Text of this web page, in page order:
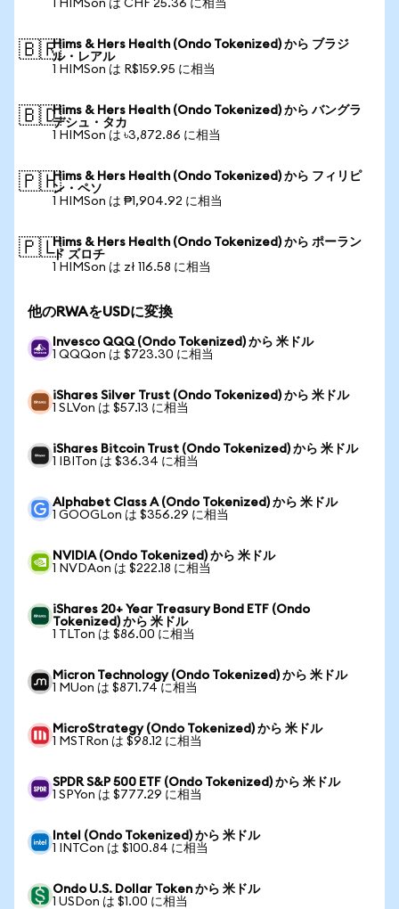
1 HIMSon は CHF 25.36 に相当
🇧🇷Hims & Hers Health (Ondo Tokenized) から ブラジ
ル・レアル
1 HIMSon は R$159.95 に相当
🇧🇩Hims & Hers Health (Ondo Tokenized) から バングラ
デシュ・タカ
1 HIMSon は ৳3,872.86 に相当
🇵🇭Hims & Hers Health (Ondo Tokenized) から フィリピ
ン・ペソ
1 HIMSon は ₱1,904.92 に相当
🇵🇱Hims & Hers Health (Ondo Tokenized) から ポーラン
ド ズロチ
1 HIMSon は zł 116.58 に相当
他のRWAをUSDに変換
Invesco QQQ (Ondo Tokenized) から 米ドル
1 QQQon は $723.30 に相当
iShares Silver Trust (Ondo Tokenized) から 米ドル
1 SLVon は $57.13 に相当
iShares Bitcoin Trust (Ondo Tokenized) から 米ドル
1 IBITon は $36.34 に相当
Alphabet Class A (Ondo Tokenized) から 米ドル
1 GOOGLon は $356.29 に相当
NVIDIA (Ondo Tokenized) から 米ドル
1 NVDAon は $222.18 に相当
iShares 20+ Year Treasury Bond ETF (Ondo
Tokenized) から 米ドル
1 TLTon は $86.00 に相当
Micron Technology (Ondo Tokenized) から 米ドル
1 MUon は $871.74 に相当
MicroStrategy (Ondo Tokenized) から 米ドル
1 MSTRon は $98.12 に相当
SPDR S&P 500 ETF (Ondo Tokenized) から 米ドル
1 SPYon は $777.29 に相当
Intel (Ondo Tokenized) から 米ドル
1 INTCon は $100.84 に相当
Ondo U.S. Dollar Token から 米ドル
1 USDon は $1.00 に相当